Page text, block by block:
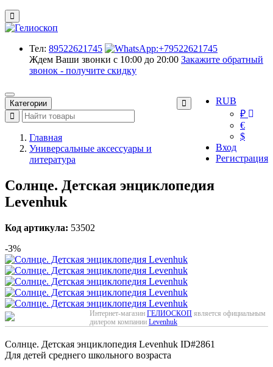
Тел: 89522621745
Ждем Ваши звонки с 10:00 до 20:00 Закажите обратный
звонок - получите скидку
RUB
₽
€
$
Вход
Регистрация
Категории
Главная
Универсальные аксессуары и
литература
Солнце. Детская энциклопедия
Levenhuk
Код артикула: 53502
-3%
Интернет-магазин ГЕЛИОСКОП является официальным
дилером компании Levenhuk
Солнце. Детская энциклопедия Levenhuk ID#2861
Для детей среднего школьного возраста